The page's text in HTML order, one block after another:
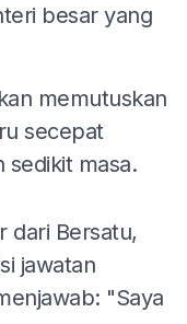
besar yang
memutuskan
secepat
sedikit masa.
dari Bersatu,
jawatan
"Saya